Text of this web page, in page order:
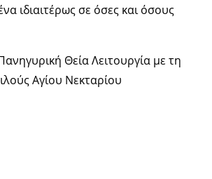
ιδιαιτέρως σε όσες και όσους
Θεία Λειτουργία με τη
Αγίου Νεκταρίου